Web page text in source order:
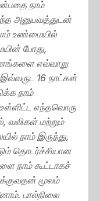
நாம்
அனுபவத்துடன்
உண்மையில்
போது,
எவ்வாறு
16 நாட்கள்
நாம்
உள்ளிட்ட எந்தவொரு
வலிகள் மற்றும்
நாம் இருந்து,
தொடர்ச்சியான
நாம் கூட்டாகச்
மூலம்
பால்நிலை